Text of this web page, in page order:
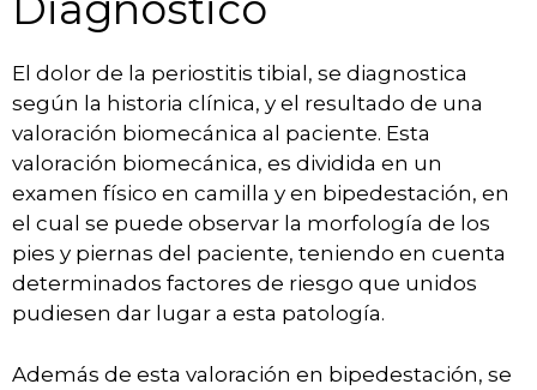
El dolor de la periostitis tibial, se diagnostica
según la historia clínica, y el resultado de una
valoración biomecánica al paciente. Esta
valoración biomecánica, es dividida en un
examen físico en camilla y en bipedestación, en
el cual se puede observar la morfología de los
pies y piernas del paciente, teniendo en cuenta
determinados factores de riesgo que unidos
pudiesen dar lugar a esta patología.
Además de esta valoración en bipedestación, se